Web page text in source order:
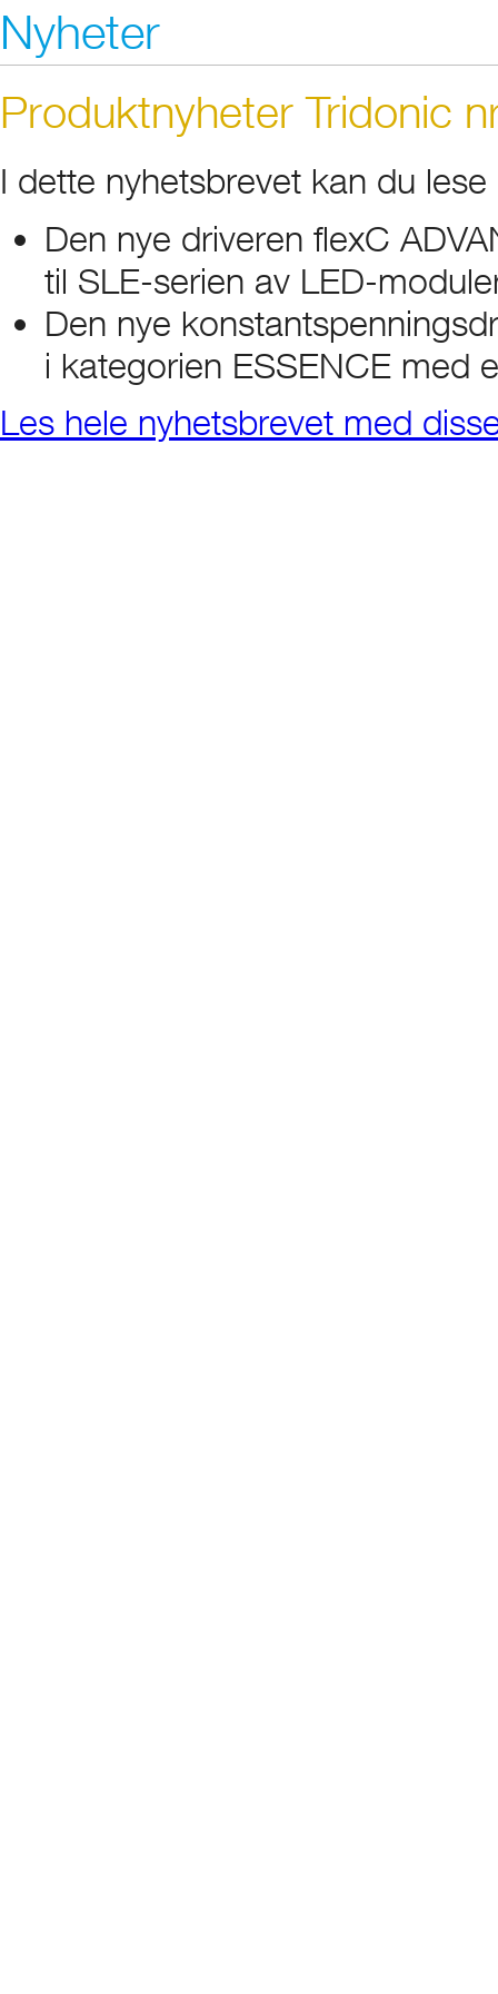
Nyheter
Produktnyheter Tridonic
I dette nyhetsbrevet kan du
Den nye driveren flexC
til SLE-serien av LED-
Den nye
i kategorien ESSENCE med
Les hele nyhetsbrevet med